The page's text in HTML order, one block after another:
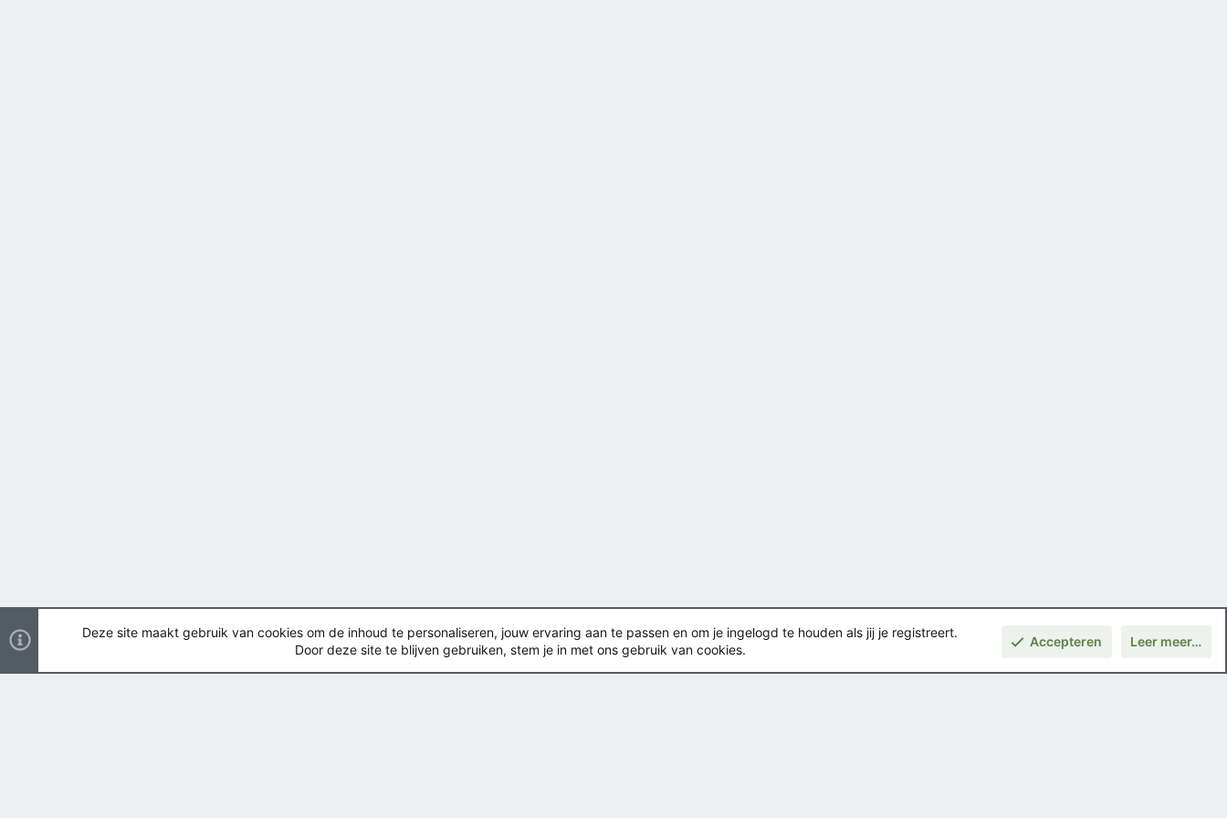
Deze site maakt gebruik van cookies om de inhoud te personaliseren, jouw ervaring aan te passen en om je ingelogd te houden als jij je registreert.
Door deze site te blijven gebruiken, stem je in met ons gebruik van cookies.
Accepteren Leer meer…